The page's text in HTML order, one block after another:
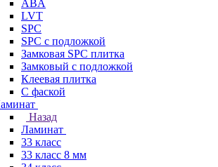
ABA
LVT
SPC
SPC с подложкой
Замковая SPC плитка
Замковый с подложкой
Клеевая плитка
С фаской
Назад
Ламинат
33 класс
33 класс 8 мм